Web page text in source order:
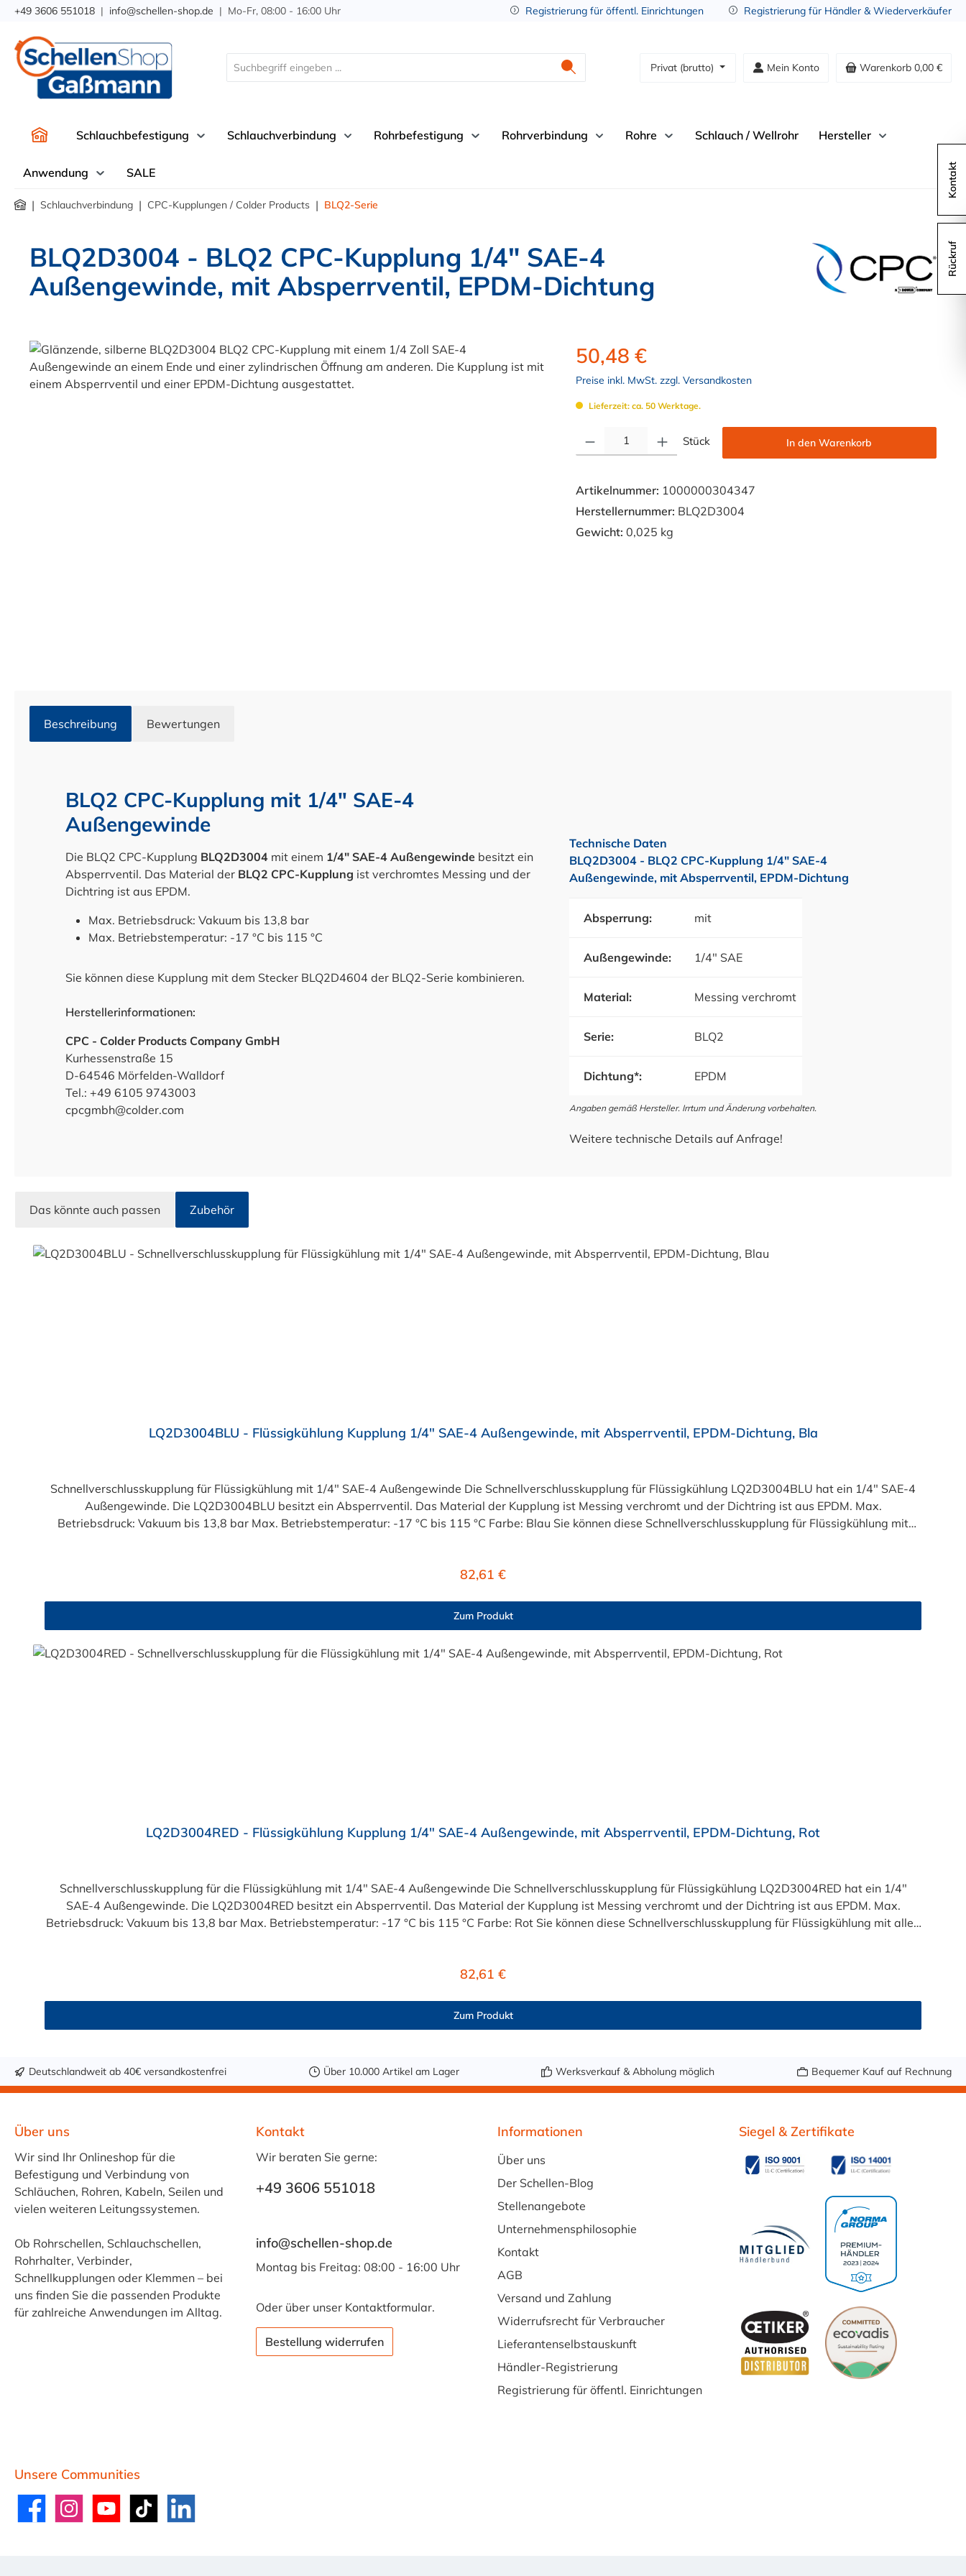
Zur Hauptnavigation springen
+49 3606 551018 | info@schellen-shop.de | Mo-Fr, 08:00 - 16:00 Uhr Registrierung für öffentl. Einrichtungen Registrierung für Händler & Wiederverkäufer
Privat (brutto) Mein Konto Warenkorb 0,00 €
Schlauchbefestigung Schlauchverbindung Rohrbefestigung Rohrverbindung Rohre Schlauch / Wellrohr Hersteller
Anwendung SALE
| Schlauchverbindung | CPC-Kupplungen / Colder Products | BLQ2-Serie
BLQ2D3004 - BLQ2 CPC-Kupplung 1/4" SAE-4
Außengewinde, mit Absperrventil, EPDM-Dichtung
Bildergalerie überspringen 50,48 €
Preise inkl. MwSt. zzgl. Versandkosten
Lieferzeit: ca. 50 Werktage.
Stück In den Warenkorb
Artikelnummer: 1000000304347
Herstellernummer: BLQ2D3004
Gewicht: 0,025 kg
Beschreibung Bewertungen
BLQ2 CPC-Kupplung mit 1/4" SAE-4
Außengewinde
Die BLQ2 CPC-Kupplung BLQ2D3004 mit einem 1/4" SAE-4 Außengewinde besitzt ein
Absperrventil. Das Material der BLQ2 CPC-Kupplung ist verchromtes Messing und der
Dichtring ist aus EPDM.
Max. Betriebsdruck: Vakuum bis 13,8 bar
Max. Betriebstemperatur: -17 °C bis 115 °C
Sie können diese Kupplung mit dem Stecker BLQ2D4604 der BLQ2-Serie kombinieren.
Herstellerinformationen:
CPC - Colder Products Company GmbH
Kurhessenstraße 15
D-64546 Mörfelden-Walldorf
Tel.: +49 6105 9743003
cpcgmbh@colder.com
Technische Daten
BLQ2D3004 - BLQ2 CPC-Kupplung 1/4" SAE-4
Außengewinde, mit Absperrventil, EPDM-Dichtung
Absperrung: mit
Außengewinde: 1/4" SAE
Material: Messing verchromt
Serie: BLQ2
Dichtung*: EPDM
Angaben gemäß Hersteller. Irrtum und Änderung vorbehalten.
Weitere technische Details auf Anfrage!
Das könnte auch passen Zubehör
Produktgalerie überspringen
LQ2D3004BLU - Flüssigkühlung Kupplung 1/4" SAE-4 Außengewinde, mit Absperrventil, EPDM-Dichtung, Bla
Schnellverschlusskupplung für Flüssigkühlung mit 1/4" SAE-4 Außengewinde Die Schnellverschlusskupplung für Flüssigkühlung LQ2D3004BLU hat ein 1/4" SAE-4
Außengewinde. Die LQ2D3004BLU besitzt ein Absperrventil. Das Material der Kupplung ist Messing verchromt und der Dichtring ist aus EPDM. Max.
Betriebsdruck: Vakuum bis 13,8 bar Max. Betriebstemperatur: -17 °C bis 115 °C Farbe: Blau Sie können diese Schnellverschlusskupplung für Flüssigkühlung mit
Regulärer Preis:
82,61 €
Zum Produkt
LQ2D3004RED - Flüssigkühlung Kupplung 1/4" SAE-4 Außengewinde, mit Absperrventil, EPDM-Dichtung, Rot
Schnellverschlusskupplung für die Flüssigkühlung mit 1/4" SAE-4 Außengewinde Die Schnellverschlusskupplung für Flüssigkühlung LQ2D3004RED hat ein 1/4"
SAE-4 Außengewinde. Die LQ2D3004RED besitzt ein Absperrventil. Das Material der Kupplung ist Messing verchromt und der Dichtring ist aus EPDM. Max.
Betriebsdruck: Vakuum bis 13,8 bar Max. Betriebstemperatur: -17 °C bis 115 °C Farbe: Rot Sie können diese Schnellverschlusskupplung für Flüssigkühlung mit allen
Regulärer Preis:
82,61 €
Zum Produkt
Deutschlandweit ab 40€ versandkostenfrei Über 10.000 Artikel am Lager Werksverkauf & Abholung möglich Bequemer Kauf auf Rechnung
Über uns
Wir sind Ihr Onlineshop für die
Befestigung und Verbindung von
Schläuchen, Rohren, Kabeln, Seilen und
vielen weiteren Leitungssystemen.
Ob Rohrschellen, Schlauchschellen,
Rohrhalter, Verbinder,
Schnellkupplungen oder Klemmen – bei
uns finden Sie die passenden Produkte
für zahlreiche Anwendungen im Alltag.
Kontakt
Wir beraten Sie gerne:
+49 3606 551018
info@schellen-shop.de
Montag bis Freitag: 08:00 - 16:00 Uhr
Oder über unser Kontaktformular.
Bestellung widerrufen
Informationen
Über uns
Der Schellen-Blog
Stellenangebote
Unternehmensphilosophie
Kontakt
AGB
Versand und Zahlung
Widerrufsrecht für Verbraucher
Lieferantenselbstauskunft
Händler-Registrierung
Registrierung für öffentl. Einrichtungen
Unsere Communities
FacebookInstagramYouTube TikTok LinkedIn
Siegel & Zertifikate
Kontakt
Rückruf